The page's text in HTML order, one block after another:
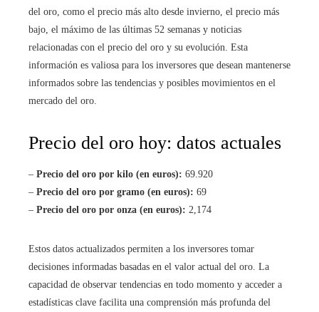
del oro, como el precio más alto desde invierno, el precio más
bajo, el máximo de las últimas 52 semanas y noticias
relacionadas con el precio del oro y su evolución. Esta
información es valiosa para los inversores que desean mantenerse
informados sobre las tendencias y posibles movimientos en el
mercado del oro.
Precio del oro hoy: datos actuales
– Precio del oro por kilo (en euros): 69.920
– Precio del oro por gramo (en euros): 69
– Precio del oro por onza (en euros): 2,174
Estos datos actualizados permiten a los inversores tomar
decisiones informadas basadas en el valor actual del oro. La
capacidad de observar tendencias en todo momento y acceder a
estadísticas clave facilita una comprensión más profunda del